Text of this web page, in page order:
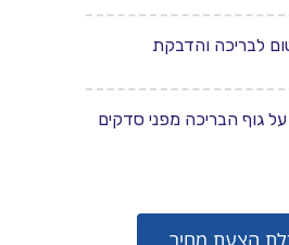
לבריכה והדבקת
ל5 שנים על גוף הבריכה מפני סדקים
הצעת מחיר